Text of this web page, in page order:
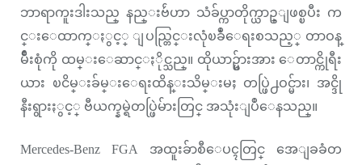
ဘာရာကူးဒါးသည္ နည္းဗ်ဴဟာ သံခ်ပ္ကာတိုက္ယာဥ္ျဖစ္ၿပီး က
င္းေထာက္ႏွင့္ ျပည္တြင္းလုံၿခဳံေရးစသည့္ တာဝန္
မ်ိဳးစုံကို ထမ္းေဆာင္ႏိုင္သည္။ ထိုယာဥ္မ်ားအား ေတာင္ကိုရီး
ယား ၿငိမ္းခ်မ္းေရးထိန္းသိမ္းမႈ တပ္ဖြဲ႕ဝင္မ်ား၊ အင္ဒို
နီးရွားႏွင့္ ဗီယက္နမ္ရဲတပ္ဖြဲမ်ားတြင္ အသုံးျပဳေနသည္။
Mercedes-Benz FGA အထူးခ်ာစီေပၚတြင္ အေျခခံတ